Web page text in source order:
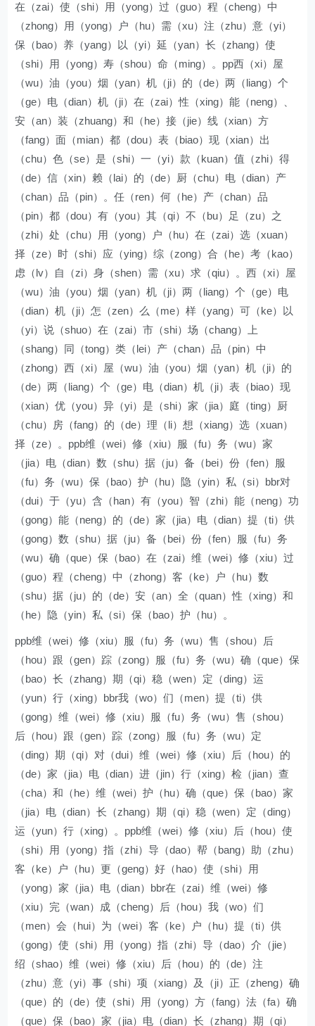
在（zai）使（shi）用（yong）过（guo）程（cheng）中
（zhong）用（yong）户（hu）需（xu）注（zhu）意（yi）
保（bao）养（yang）以（yi）延（yan）长（zhang）使
（shi）用（yong）寿（shou）命（ming）。pp西（xi）屋
（wu）油（you）烟（yan）机（ji）的（de）两（liang）个
（ge）电（dian）机（ji）在（zai）性（xing）能（neng）、
安（an）装（zhuang）和（he）接（jie）线（xian）方
（fang）面（mian）都（dou）表（biao）现（xian）出
（chu）色（se）是（shi）一（yi）款（kuan）值（zhi）得
（de）信（xin）赖（lai）的（de）厨（chu）电（dian）产
（chan）品（pin）。任（ren）何（he）产（chan）品
（pin）都（dou）有（you）其（qi）不（bu）足（zu）之
（zhi）处（chu）用（yong）户（hu）在（zai）选（xuan）
择（ze）时（shi）应（ying）综（zong）合（he）考（kao）
虑（lv）自（zi）身（shen）需（xu）求（qiu）。西（xi）屋
（wu）油（you）烟（yan）机（ji）两（liang）个（ge）电
（dian）机（ji）怎（zen）么（me）样（yang）可（ke）以
（yi）说（shuo）在（zai）市（shi）场（chang）上
（shang）同（tong）类（lei）产（chan）品（pin）中
（zhong）西（xi）屋（wu）油（you）烟（yan）机（ji）的
（de）两（liang）个（ge）电（dian）机（ji）表（biao）现
（xian）优（you）异（yi）是（shi）家（jia）庭（ting）厨
（chu）房（fang）的（de）理（li）想（xiang）选（xuan）
择（ze）。ppb维（wei）修（xiu）服（fu）务（wu）家
（jia）电（dian）数（shu）据（ju）备（bei）份（fen）服
（fu）务（wu）保（bao）护（hu）隐（yin）私（si）bbr对
（dui）于（yu）含（han）有（you）智（zhi）能（neng）功
（gong）能（neng）的（de）家（jia）电（dian）提（ti）供
（gong）数（shu）据（ju）备（bei）份（fen）服（fu）务
（wu）确（que）保（bao）在（zai）维（wei）修（xiu）过
（guo）程（cheng）中（zhong）客（ke）户（hu）数
（shu）据（ju）的（de）安（an）全（quan）性（xing）和
（he）隐（yin）私（si）保（bao）护（hu）。
ppb维（wei）修（xiu）服（fu）务（wu）售（shou）后
（hou）跟（gen）踪（zong）服（fu）务（wu）确（que）保
（bao）长（zhang）期（qi）稳（wen）定（ding）运
（yun）行（xing）bbr我（wo）们（men）提（ti）供
（gong）维（wei）修（xiu）服（fu）务（wu）售（shou）
后（hou）跟（gen）踪（zong）服（fu）务（wu）定
（ding）期（qi）对（dui）维（wei）修（xiu）后（hou）的
（de）家（jia）电（dian）进（jin）行（xing）检（jian）查
（cha）和（he）维（wei）护（hu）确（que）保（bao）家
（jia）电（dian）长（zhang）期（qi）稳（wen）定（ding）
运（yun）行（xing）。ppb维（wei）修（xiu）后（hou）使
（shi）用（yong）指（zhi）导（dao）帮（bang）助（zhu）
客（ke）户（hu）更（geng）好（hao）使（shi）用
（yong）家（jia）电（dian）bbr在（zai）维（wei）修
（xiu）完（wan）成（cheng）后（hou）我（wo）们
（men）会（hui）为（wei）客（ke）户（hu）提（ti）供
（gong）使（shi）用（yong）指（zhi）导（dao）介（jie）
绍（shao）维（wei）修（xiu）后（hou）的（de）注
（zhu）意（yi）事（shi）项（xiang）及（ji）正（zheng）确
（que）的（de）使（shi）用（yong）方（fang）法（fa）确
（que）保（bao）家（jia）电（dian）长（zhang）期（qi）